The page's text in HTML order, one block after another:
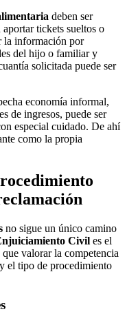
deben ser
aportar tickets sueltos o
la información por
del hijo o familiar y
solicitada puede ser
economía informal,
de ingresos, puede ser
especial cuidado. De ahí
como la propia
no sigue un único camino
Civil es el
valorar la competencia
el tipo de procedimiento